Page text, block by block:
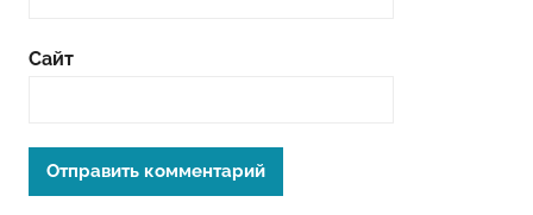
Сайт